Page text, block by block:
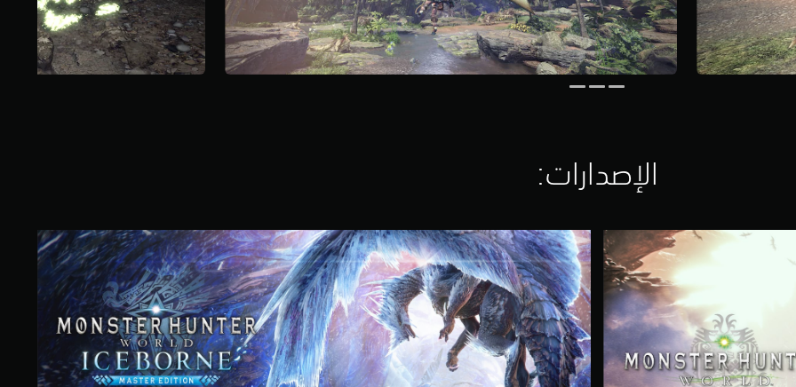
الإصدارات:‏
M
a
s
t
e
r
E
d
i